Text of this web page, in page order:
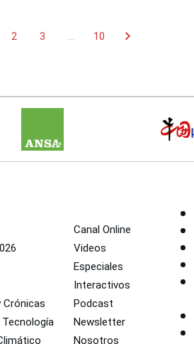
2 3 10 chevron_right
Crónicas
Canal Online
Videos
Especiales
Interactivos
Podcast
Newsletter
Nosotros